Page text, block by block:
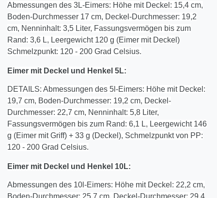
Abmessungen des 3L-Eimers: Höhe mit Deckel: 15,4 cm,
Boden-Durchmesser 17 cm, Deckel-Durchmesser: 19,2
cm, Nenninhalt: 3,5 Liter, Fassungsvermögen bis zum
Rand: 3,6 L, Leergewicht 120 g (Eimer mit Deckel)
Schmelzpunkt: 120 - 200 Grad Celsius.
Eimer mit Deckel und Henkel 5L:
DETAILS: Abmessungen des 5l-Eimers: Höhe mit Deckel:
19,7 cm, Boden-Durchmesser: 19,2 cm, Deckel-
Durchmesser: 22,7 cm, Nenninhalt: 5,8 Liter,
Fassungsvermögen bis zum Rand: 6,1 L, Leergewicht 146
g (Eimer mit Griff) + 33 g (Deckel), Schmelzpunkt von PP:
120 - 200 Grad Celsius.
Eimer mit Deckel und Henkel 10L:
Abmessungen des 10l-Eimers: Höhe mit Deckel: 22,2 cm,
Boden-Durchmesser: 25,7 cm, Deckel-Durchmesser: 29,4